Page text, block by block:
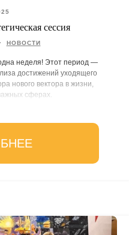
сессия
НОВОСТИ
неделя! Этот период —
достижений уходящего
нового вектора в жизни,
сферах.